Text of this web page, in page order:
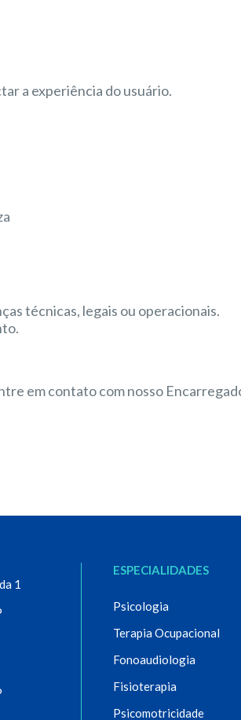
a experiência do usuário.
técnicas, legais ou operacionais.
em contato com nosso
1
ESPECIALIDADES
Psicologia
Terapia Ocupacional
Fonoaudiologia
Fisioterapia
Psicomotricidade